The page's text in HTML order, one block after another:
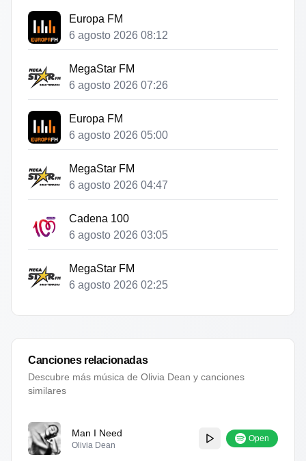
Europa FM
6 agosto 2026 08:12
MegaStar FM
6 agosto 2026 07:26
Europa FM
6 agosto 2026 05:00
MegaStar FM
6 agosto 2026 04:47
Cadena 100
6 agosto 2026 03:05
MegaStar FM
6 agosto 2026 02:25
Canciones relacionadas
Descubre más música de Olivia Dean y canciones
similares
Man I Need
Olivia Dean
Open